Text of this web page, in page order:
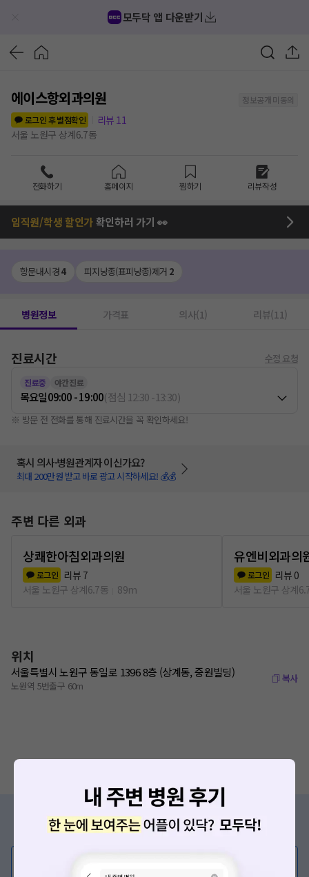
모두닥 앱 다운받기
에이스항외과의원
정보공개 미동의
로그인 후 별점확인
리뷰 11
서울 노원구 상계6.7동
전화하기 홈페이지 찜하기 리뷰작성
임직원/학생 할인가확인하러 가기 👀
항문내시경4 피지낭종(표피낭종)제거 2
병원정보 가격표 의사(1) 리뷰(11)
진료시간 수정 요청
진료중 야간진료
목요일09:00 - 19:00(점심 12:30-13:30)
※ 방문 전 전화를 통해 진료시간을 꼭 확인하세요!
혹시 의사·병원관계자 이신가요?
최대 200만원 받고 바로 광고 시작하세요! 💰💰
주변 다른 외과
상쾌한아침외과의원
로그인 리뷰 7
서울 노원구 상계6.7동
89m
유엔비외과의
로그인 리뷰 0
서울 노원구 상계
위치
서울특별시 노원구 동일로 1396 8층 (상계동, 중원빌딩)
노원역 5번출구 60m
복사
증상/치료, 궁금한 점이 있나요?
의사가 직접 답해드려요!